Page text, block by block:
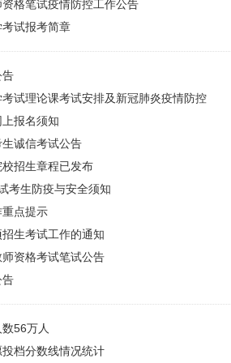
格笔试疫情防控工作公告
试报考简章
告
试理论课考试安排及新冠肺炎疫情防控
报名须知
诚信考试公告
招生章程已发布
考生防疫与安全须知
点提示
生考试工作的通知
资格考试笔试公告
告
56万人
档分数线情况统计